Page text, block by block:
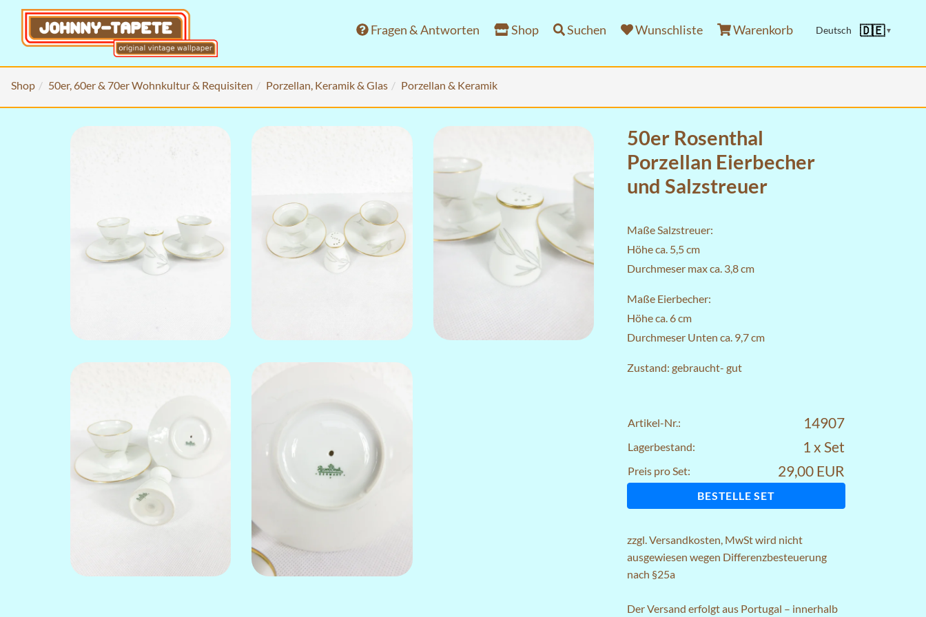
Fragen & Antworten Shop Suchen Wunschliste Warenkorb Deutsch 🇩🇪▼
Shop 50er, 60er & 70er Wohnkultur & Requisiten Porzellan, Keramik & Glas Porzellan & Keramik
50er Rosenthal
Porzellan Eierbecher
und Salzstreuer
Maße Salzstreuer:
Höhe ca. 5,5 cm
Durchmeser max ca. 3,8 cm
Maße Eierbecher:
Höhe ca. 6 cm
Durchmeser Unten ca. 9,7 cm
Zustand: gebraucht- gut
Artikel-Nr.: 14907
Lagerbestand: 1 x Set
Preis pro Set: 29,00 EUR
BESTELLE SET
zzgl.Versandkosten, MwSt wird nicht
ausgewiesen wegen Differenzbesteuerung
nach §25a
Der Versand erfolgt aus Portugal – innerhalb